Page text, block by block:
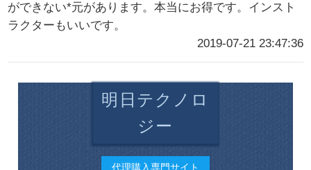
ができない*元があります。本当にお得です。インスト
ラクターもいいです。
2019-07-21 23:47:36
明日テクノロ
ジー
代理購入専門サイト